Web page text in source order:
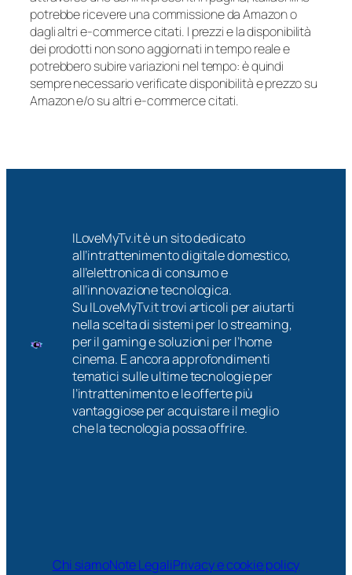
potrebbe ricevere una commissione da Amazon o
dagli altri e-commerce citati. I prezzi e la disponibilità
dei prodotti non sono aggiornati in tempo reale e
potrebbero subire variazioni nel tempo: è quindi
sempre necessario verificate disponibilità e prezzo su
Amazon e/o su altri e-commerce citati.
ILoveMyTv.it è un sito dedicato
all’intrattenimento digitale domestico,
all’elettronica di consumo e
all’innovazione tecnologica.
Su ILoveMyTv.it trovi articoli per aiutarti
nella scelta di sistemi per lo streaming,
per il gaming e soluzioni per l’home
cinema. E ancora approfondimenti
tematici sulle ultime tecnologie per
l’intrattenimento e le offerte più
vantaggiose per acquistare il meglio
che la tecnologia possa offrire.
Chi siamoNote LegaliPrivacy e cookie policy